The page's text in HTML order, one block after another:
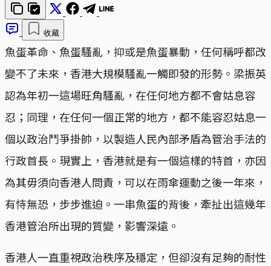
收藏
魚蛋革命、魚蛋騷亂，抑或是魚蛋暴動，任何稱呼都改
變不了未來，香港大規模騷亂一觸即發的形勢。梁振英
認為年初一這場旺角騷亂，在任何地方都不會姑息容
忍；同理，在任何一個正常的地方，都不能容忍姑息一
個以政治鬥爭掛帥，以製造人民內部矛盾為管治手法的
行政首長。現實上，香港就是有一個這樣的特首，亦因
為其毋須向香港人問責，可以在雨傘運動之後一年來，
有恃無恐，步步進迫。一串魚蛋的背後，牽扯出這幾年
香港管治所出現的質變，影響深遠。
香港人一直重視政治秩序及穩定，但卻沒有足夠的耐性